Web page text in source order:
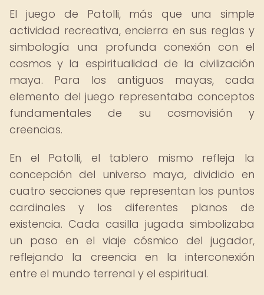
El juego de Patolli, más que una simple
actividad recreativa, encierra en sus reglas y
simbología una profunda conexión con el
cosmos y la espiritualidad de la civilización
maya. Para los antiguos mayas, cada
elemento del juego representaba conceptos
fundamentales de su cosmovisión y
creencias.
En el Patolli, el tablero mismo refleja la
concepción del universo maya, dividido en
cuatro secciones que representan los puntos
cardinales y los diferentes planos de
existencia. Cada casilla jugada simbolizaba
un paso en el viaje cósmico del jugador,
reflejando la creencia en la interconexión
entre el mundo terrenal y el espiritual.